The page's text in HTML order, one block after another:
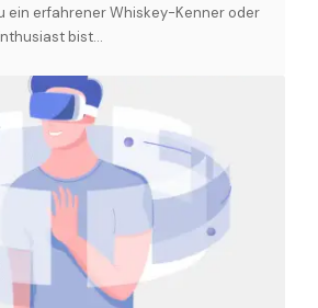
ein erfahrener Whiskey-Kenner oder
bist…